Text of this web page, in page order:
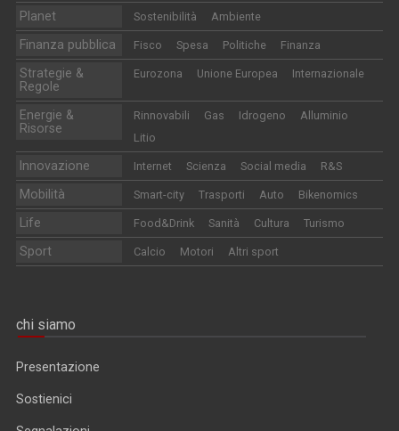
Planet Sostenibilità Ambiente
Finanza pubblica Fisco Spesa Politiche Finanza
Strategie &
Regole
Eurozona Unione Europea Internazionale
Energie &
Risorse
Rinnovabili Gas Idrogeno
Alluminio
Litio
Innovazione Internet Scienza Social media R&S
Mobilità Smart-city Trasporti Auto Bikenomics
Life Food&Drink Sanità Cultura Turismo
Sport Calcio Motori Altri sport
chi siamo
Presentazione
Sostienici